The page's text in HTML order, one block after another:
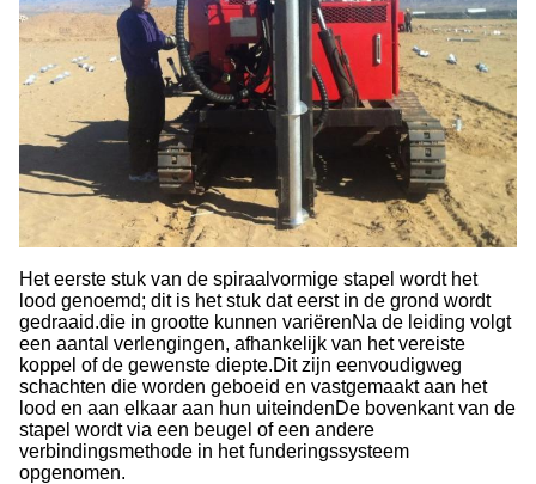
Het eerste stuk van de spiraalvormige stapel wordt het
lood genoemd; dit is het stuk dat eerst in de grond wordt
gedraaid.die in grootte kunnen variërenNa de leiding volgt
een aantal verlengingen, afhankelijk van het vereiste
koppel of de gewenste diepte.Dit zijn eenvoudigweg
schachten die worden geboeid en vastgemaakt aan het
lood en aan elkaar aan hun uiteindenDe bovenkant van de
stapel wordt via een beugel of een andere
verbindingsmethode in het funderingssysteem
opgenomen.